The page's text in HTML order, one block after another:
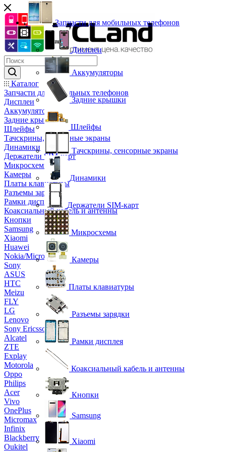
Каталог
Запчасти для мобильных телефонов
Дисплеи
Аккумуляторы
Задние крышки
Шлейфы
Тачскрины, сенсорные экраны
Динамики
Держатели SIM-карт
Микросхемы
Камеры
Платы клавиатуры
Разъемы зарядки
Рамки дисплея
Коаксиальный кабель и антенны
Кнопки
Samsung
Xiaomi
Huawei
Nokia/Microsoft
Sony
ASUS
HTC
Meizu
FLY
LG
Lenovo
Sony Ericsson
Alcatel
ZTE
Explay
Motorola
Oppo
Philips
Acer
Vivo
OnePlus
Micromax
Infinix
Blackberry
Oukitel
Запчасти для мобильных телефонов
Дисплеи
Аккумуляторы
Задние крышки
Шлейфы
Тачскрины, сенсорные экраны
Динамики
Держатели SIM-карт
Микросхемы
Камеры
Платы клавиатуры
Разъемы зарядки
Рамки дисплея
Коаксиальный кабель и антенны
Кнопки
Samsung
Xiaomi